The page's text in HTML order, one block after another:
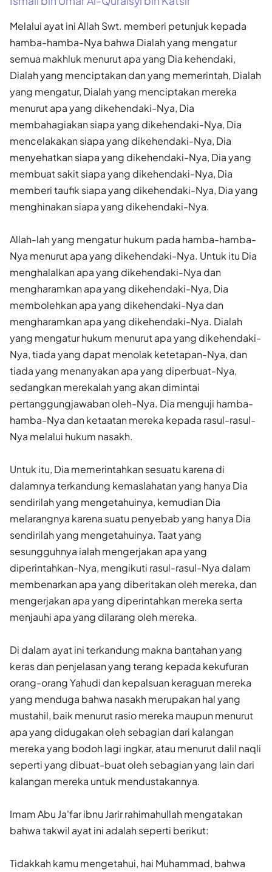
Melalui ayat ini Allah Swt. memberi petunjuk kepada
hamba-hamba-Nya bahwa Dialah yang mengatur
semua makhluk menurut apa yang Dia kehendaki,
Dialah yang menciptakan dan yang memerintah, Dialah
yang mengatur, Dialah yang menciptakan mereka
menurut apa yang dikehendaki-Nya, Dia
membahagiakan siapa yang dikehendaki-Nya, Dia
mencelakakan siapa yang dikehendaki-Nya, Dia
menyehatkan siapa yang dikehendaki-Nya, Dia yang
membuat sakit siapa yang dikehendaki-Nya, Dia
memberi taufik siapa yang dikehendaki-Nya, Dia yang
menghinakan siapa yang dikehendaki-Nya.
Allah-lah yang mengatur hukum pada hamba-hamba-
Nya menurut apa yang dikehendaki-Nya. Untuk itu Dia
menghalalkan apa yang dikehendaki-Nya dan
mengharamkan apa yang dikehendaki-Nya, Dia
membolehkan apa yang dikehendaki-Nya dan
mengharamkan apa yang dikehendaki-Nya. Dialah
yang mengatur hukum menurut apa yang dikehendaki-
Nya, tiada yang dapat menolak ketetapan-Nya, dan
tiada yang menanyakan apa yang diperbuat-Nya,
sedangkan merekalah yang akan dimintai
pertanggungjawaban oleh-Nya. Dia menguji hamba-
hamba-Nya dan ketaatan mereka kepada rasul-rasul-
Nya melalui hukum nasakh.
Untuk itu, Dia memerintahkan sesuatu karena di
dalamnya terkandung kemaslahatan yang hanya Dia
sendirilah yang mengetahuinya, kemudian Dia
melarangnya karena suatu penyebab yang hanya Dia
sendirilah yang mengetahuinya. Taat yang
sesungguhnya ialah mengerjakan apa yang
diperintahkan-Nya, mengikuti rasul-rasul-Nya dalam
membenarkan apa yang diberitakan oleh mereka, dan
mengerjakan apa yang diperintahkan mereka serta
menjauhi apa yang dilarang oleh mereka.
Di dalam ayat ini terkandung makna bantahan yang
keras dan penjelasan yang terang kepada kekufuran
orang-orang Yahudi dan kepalsuan keraguan mereka
yang menduga bahwa nasakh merupakan hal yang
mustahil, baik menurut rasio mereka maupun menurut
apa yang didugakan oleh sebagian dari kalangan
mereka yang bodoh lagi ingkar, atau menurut dalil naqli
seperti yang dibuat-buat oleh sebagian yang lain dari
kalangan mereka untuk mendustakannya.
Imam Abu Ja'far ibnu Jarir rahimahullah mengatakan
bahwa takwil ayat ini adalah seperti berikut:
Tidakkah kamu mengetahui, hai Muhammad, bahwa